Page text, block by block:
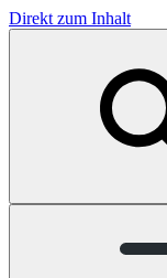
Direkt zum Inhalt